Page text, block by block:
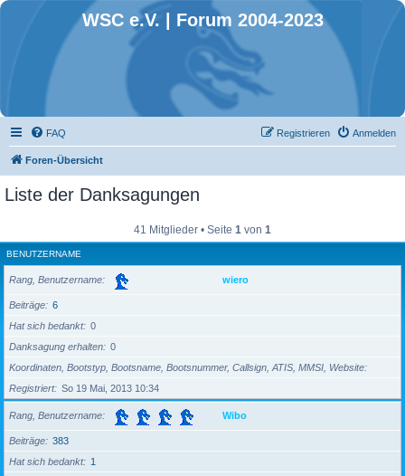
WSC e.V. | Forum 2004-2023
FAQ Anmelden
Registrieren
Foren-Übersicht
Liste der Danksagungen
41 Mitglieder • Seite 1 von 1
BENUTZERNAME
Rang, Benutzername wiero
Beiträge
6
Hat sich bedankt
0
Danksagung erhalten
0
Koordinaten, Bootstyp, Bootsname, Bootsnummer, Callsign, ATIS, MMSI, Website
Registriert
So 19 Mai, 2013 10:34
Rang, Benutzername Wibo
Beiträge
383
Hat sich bedankt
1